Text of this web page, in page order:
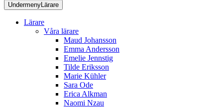
Undermeny Lärare
Lärare
Våra lärare
Maud Johansson
Emma Andersson
Emelie Jennstig
Tilde Eriksson
Marie Kühler
Sara Ode
Erica Alkman
Naomi Nzau